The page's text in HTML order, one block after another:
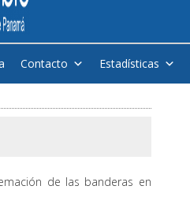
Contacto Estadísticas
de las banderas en